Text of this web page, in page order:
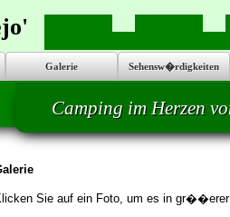
Galerie Sehensw�rdigkeiten
Camping im Herzen
Sie auf ein Foto, um es in